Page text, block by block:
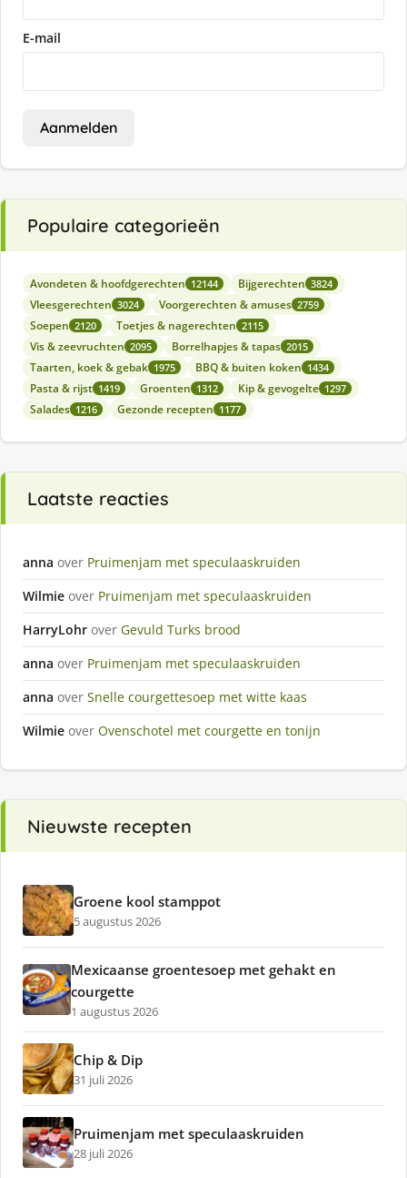
E-mail
Aanmelden
Populaire categorieën
Avondeten & hoofdgerechten 12144 Bijgerechten 3824
Vleesgerechten 3024 Voorgerechten & amuses 2759
Soepen 2120 Toetjes & nagerechten 2115
Vis & zeevruchten 2095 Borrelhapjes & tapas 2015
Taarten, koek & gebak 1975 BBQ & buiten koken 1434
Pasta & rijst 1419 Groenten 1312 Kip & gevogelte 1297
Salades 1216 Gezonde recepten 1177
Laatste reacties
anna over Pruimenjam met speculaaskruiden
Wilmie over Pruimenjam met speculaaskruiden
HarryLohr over Gevuld Turks brood
anna over Pruimenjam met speculaaskruiden
anna over Snelle courgettesoep met witte kaas
Wilmie over Ovenschotel met courgette en tonijn
Nieuwste recepten
Groene kool stamppot
5 augustus 2026
Mexicaanse groentesoep met gehakt en
courgette
1 augustus 2026
Chip & Dip
31 juli 2026
Pruimenjam met speculaaskruiden
28 juli 2026